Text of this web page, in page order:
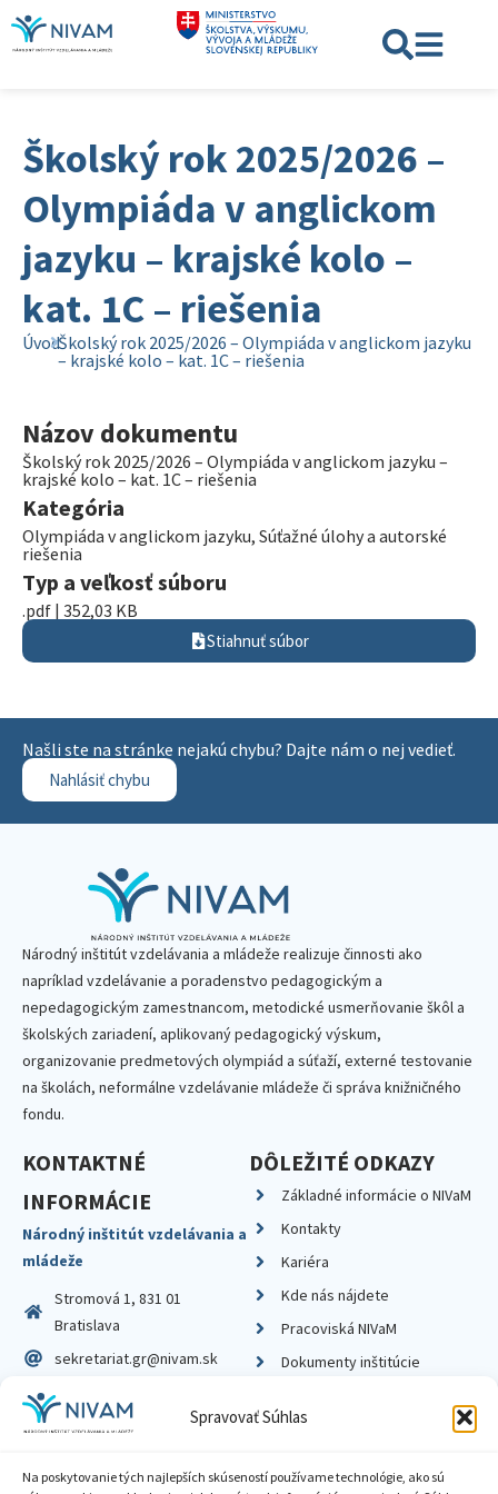
Spravovať Súhlas
Na poskytovanie tých najlepších skúseností používame technológie, ako sú
Školský rok 2025/2026 –
Olympiáda v anglickom
jazyku – krajské kolo –
kat. 1C – riešenia
ÚvodŠkolský rok 2025/2026 – Olympiáda v anglickom jazyku
– krajské kolo – kat. 1C – riešenia
Názov dokumentu
Školský rok 2025/2026 – Olympiáda v anglickom jazyku –
krajské kolo – kat. 1C – riešenia
Kategória
Olympiáda v anglickom jazyku, Súťažné úlohy a autorské
riešenia
Typ a veľkosť súboru
.pdf | 352,03 KB
Stiahnuť súbor
Našli ste na stránke nejakú chybu? Dajte nám o nej vedieť.
Nahlásiť chybu
Národný inštitút vzdelávania a mládeže realizuje činnosti ako
napríklad vzdelávanie a poradenstvo pedagogickým a
nepedagogickým zamestnancom, metodické usmerňovanie škôl a
školských zariadení, aplikovaný pedagogický výskum,
organizovanie predmetových olympiád a súťaží, externé testovanie
na školách, neformálne vzdelávanie mládeže či správa knižničného
fondu.
KONTAKTNÉ
INFORMÁCIE
Národný inštitút vzdelávania a
mládeže
Stromová 1, 831 01
Bratislava
sekretariat.gr@nivam.sk
IČO: 00164348
DIČ: 2020798714
DÔLEŽITÉ ODKAZY
Základné informácie o NIVaM
Kontakty
Kariéra
Kde nás nájdete
Pracoviská NIVaM
Dokumenty inštitúcie